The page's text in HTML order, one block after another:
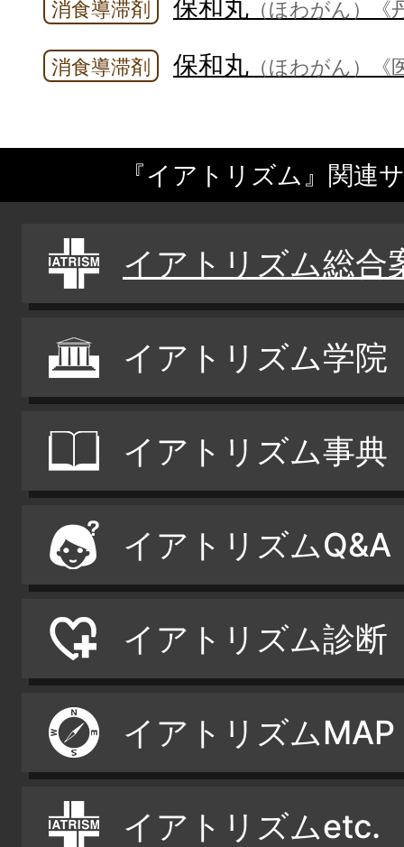
消食導滞剤 保和丸 （ほわがん）
消食導滞剤 保和丸 （ほわがん）
『イアトリズム』関連
イアトリズム総合
イアトリズム学院
イアトリズム事典
イアトリズムQ&A
イアトリズム診断
イアトリズムMAP
イアトリズムetc.